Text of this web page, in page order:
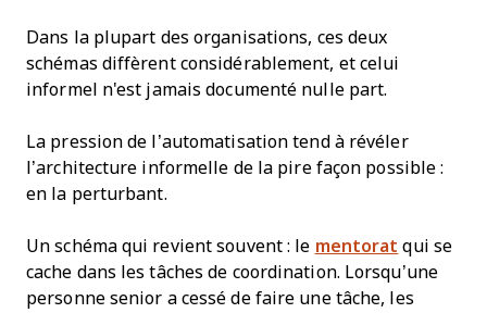
Dans la plupart des organisations, ces deux
schémas diffèrent considérablement, et celui
informel n'est jamais documenté nulle part.
La pression de l’automatisation tend à révéler
l’architecture informelle de la pire façon possible :
en la perturbant.
Un schéma qui revient souvent : le mentorat qui se
cache dans les tâches de coordination. Lorsqu’une
personne senior a cessé de faire une tâche, les